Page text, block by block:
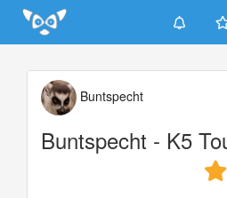
Update cookies preferences
Buntspecht
Buntspecht - K5